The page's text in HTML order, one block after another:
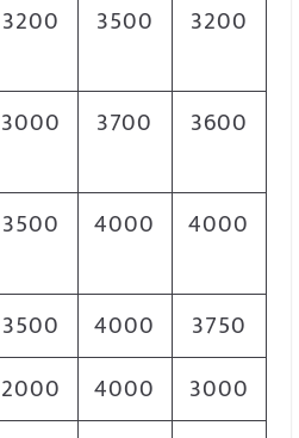
3200 3500 3200
3000 3700 3600
3500 4000 4000
3500 4000
3750
2000 4000
3000